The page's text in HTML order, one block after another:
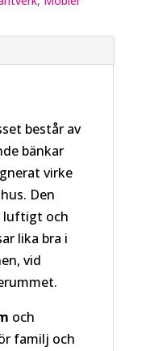
består av
bänkar
virke
Den
luftigt och
lika bra i
vid
och
familj och